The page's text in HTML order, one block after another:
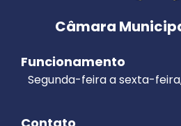
Câmara
Funcionamento
Segunda-feira a sexta-feira,